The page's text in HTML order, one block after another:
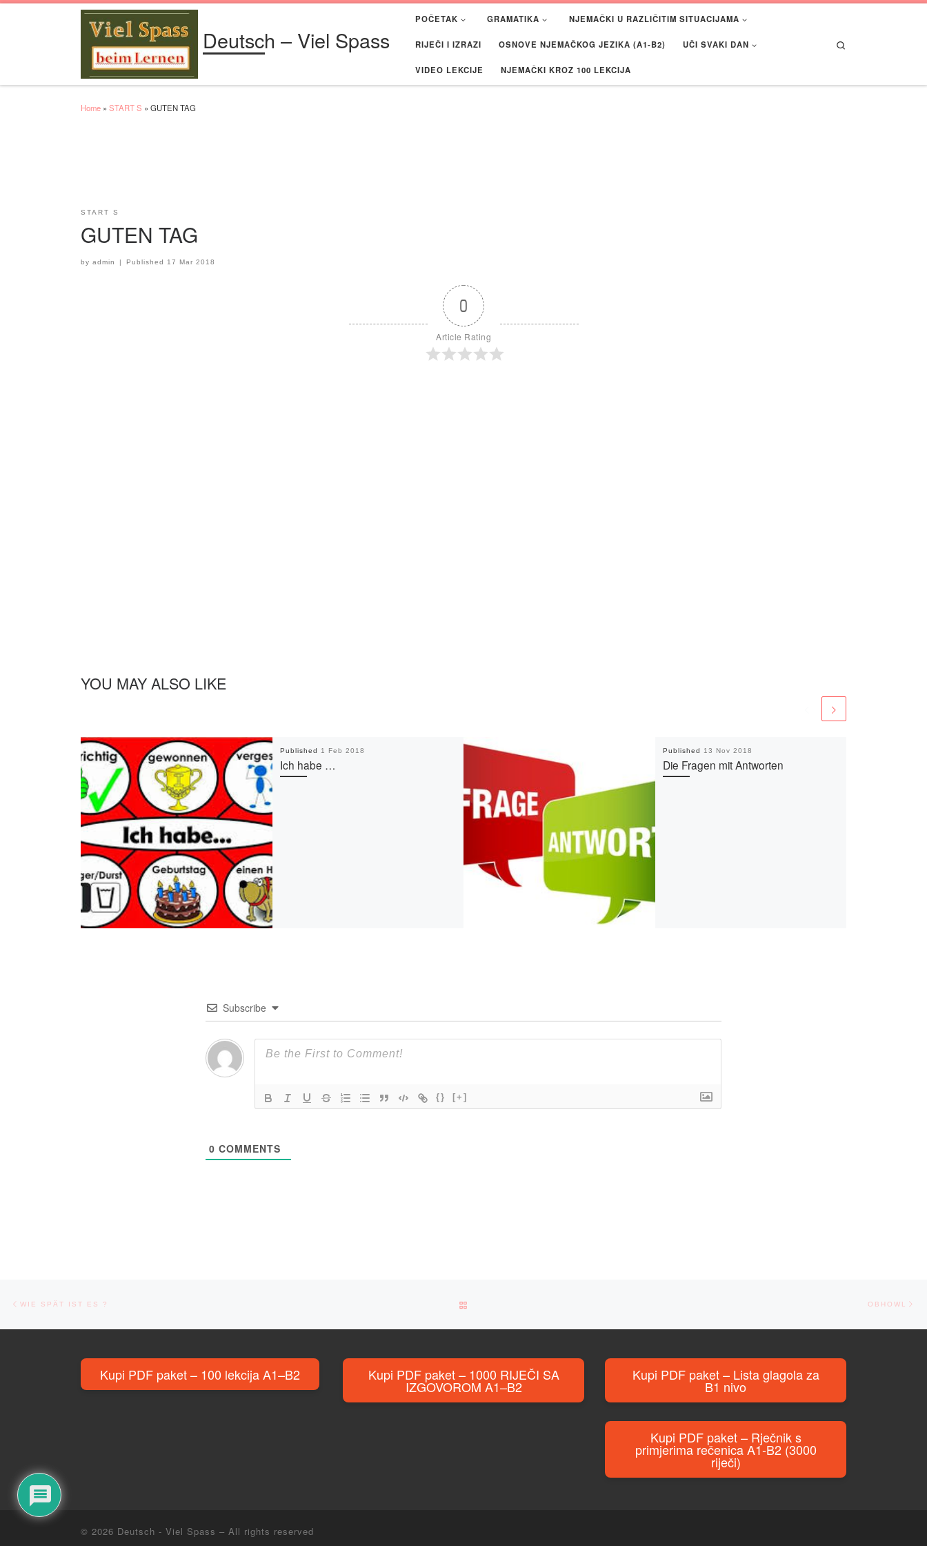
Deutsch – Viel Spass
POČETAK GRAMATIKA NJEMAČKI U RAZLIČITIM SITUACIJAMA
RIJEČI I IZRAZI OSNOVE NJEMAČKOG JEZIKA (A1-B2) UČI SVAKI DAN
VIDEO LEKCIJE NJEMAČKI KROZ 100 LEKCIJA
Home » START S » GUTEN TAG
START S
GUTEN TAG
by admin | Published 17 Mar 2018
0
Article Rating
YOU MAY ALSO LIKE
Published 1 Feb 2018
Ich habe …
Published 13 Nov 2018
Die Fragen mit Antworten
Subscribe
{} [+]
0 COMMENTS
Post navigation
WIE SPÄT IST ES ? OBHOWL
Kupi PDF paket – 100 lekcija A1–B2 Kupi PDF paket – 1000 RIJEČI SA
IZGOVOROM A1–B2
Kupi PDF paket – Lista glagola za
B1 nivo
Kupi PDF paket – Rječnik s
primjerima rečenica A1-B2 (3000
riječi)
© 2026 Deutsch - Viel Spass – All rights reserved